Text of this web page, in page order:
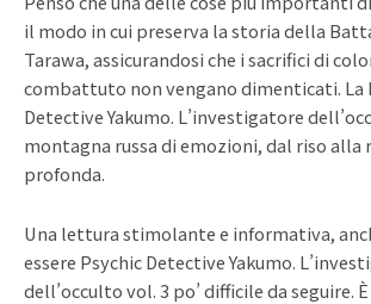
il modo in cui preserva la storia della
Tarawa, assicurandosi che i sacrifici di
combattuto non vengano dimenticati. La
Detective Yakumo. L’investigatore
montagna russa di emozioni, dal riso alla
profonda.
Una lettura stimolante e informativa,
essere Psychic Detective Yakumo.
dell’occulto vol. 3 po’ difficile da seguire.